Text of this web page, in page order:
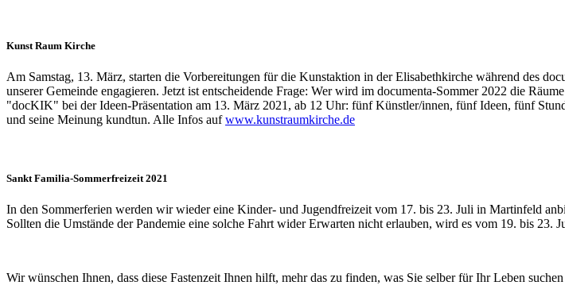
Kunst Raum Kirche
Am Samstag, 13. März, starten die Vorbereitungen für die Kunstaktion in der Elisabethkirche während des
unserer Gemeinde engagieren. Jetzt ist entscheidende Frage: Wer wird im documenta-Sommer 2022 die
"docKIK" bei der Ideen-Präsentation am 13. März 2021, ab 12 Uhr: fünf Künstler/innen, fünf Ideen, fünf
und seine Meinung kundtun. Alle Infos aufwww.kunstraumkirche.de
Sankt Familia-Sommerfreizeit 2021
In den Sommerferien werden wir wieder eine Kinder- und Jugendfreizeit vom 17. bis 23. Juli in Martinfeld
Sollten die Umstände der Pandemie eine solche Fahrt wider Erwarten nicht erlauben, wird es vom 19. bis
Wir wünschen Ihnen, dass diese Fastenzeit Ihnen hilft, mehr das zu finden, was Sie selber für Ihr Leben